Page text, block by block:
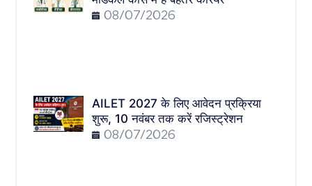
08/07/2026
AILET 2027 के लिए आवेदन प्रक्रिया
शुरू, 10 नवंबर तक करें रजिस्ट्रेशन
08/07/2026